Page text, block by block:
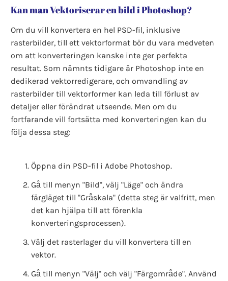
Kan man Vektoriserar en bild i Photoshop?
Om du vill konvertera en hel PSD-fil, inklusive
rasterbilder, till ett vektorformat bör du vara medveten
om att konverteringen kanske inte ger perfekta
resultat. Som nämnts tidigare är Photoshop inte en
dedikerad vektorredigerare, och omvandling av
rasterbilder till vektorformer kan leda till förlust av
detaljer eller förändrat utseende. Men om du
fortfarande vill fortsätta med konverteringen kan du
följa dessa steg:
Öppna din PSD-fil i Adobe Photoshop.
Gå till menyn "Bild", välj "Läge" och ändra
färgläget till "Gråskala" (detta steg är valfritt, men
det kan hjälpa till att förenkla
konverteringsprocessen).
Välj det rasterlager du vill konvertera till en
vektor.
Gå till menyn "Välj" och välj "Färgområde". Använd